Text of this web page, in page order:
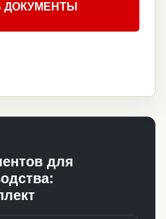
ДОКУМЕНТЫ
для